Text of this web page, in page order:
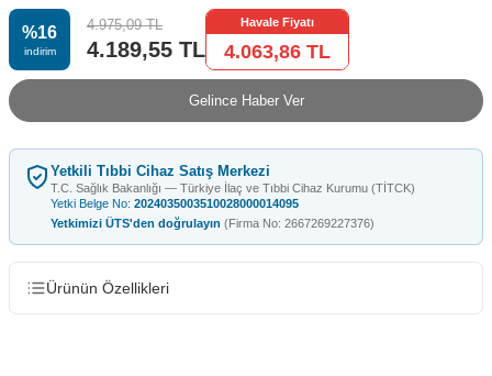
%16
i̇ndirim
4.975,09TL
4.189,55 TL
Havale Fiyatı
4.063,86 TL
Gelince Haber Ver
Yetkili Tıbbi Cihaz Satış Merkezi
T.C. Sağlık Bakanlığı — Türkiye İlaç ve Tıbbi Cihaz Kurumu (TİTCK)
Yetki Belge No: 2024035003510028000014095
Yetkimizi ÜTS'den doğrulayın (Firma No: 2667269227376)
Ürünün Özellikleri